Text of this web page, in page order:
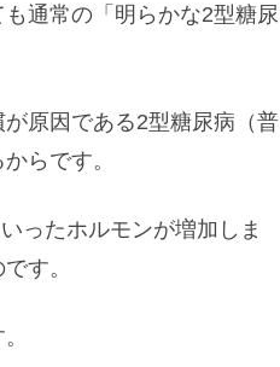
通常の「明らかな2型糖尿
原因である2型糖尿病（普
らです。
ったホルモンが増加しま
す。